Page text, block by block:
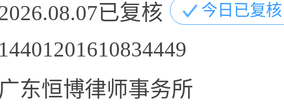
已复核 今日已复核
14401201610834449
广东恒博律师事务所